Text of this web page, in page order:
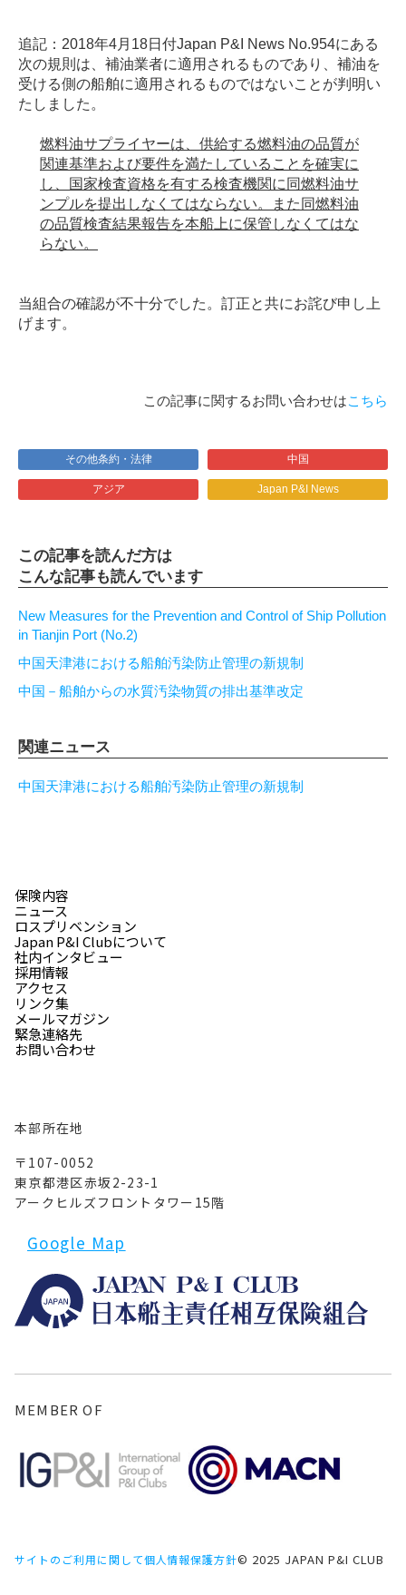
追記：2018年4月18日付Japan P&I News No.954にある
次の規則は、補油業者に適用されるものであり、補油を
受ける側の船舶に適用されるものではないことが判明い
たしました。
燃料油サプライヤーは、供給する燃料油の品質が
関連基準および要件を満たしていることを確実に
し、国家検査資格を有する検査機関に同燃料油サ
ンプルを提出しなくてはならない。また同燃料油
の品質検査結果報告を本船上に保管しなくてはな
らない。
当組合の確認が不十分でした。訂正と共にお詫び申し上
げます。
この記事に関するお問い合わせはこちら
その他条約・法律 中国
アジア Japan P&I News
この記事を読んだ方は
こんな記事も読んでいます
New Measures for the Prevention and Control of Ship Pollution
in Tianjin Port (No.2)
中国天津港における船舶汚染防止管理の新規制
中国－船舶からの水質汚染物質の排出基準改定
関連ニュース
中国天津港における船舶汚染防止管理の新規制
本部所在地
〒107-0052
東京都港区赤坂2-23-1
アークヒルズフロントタワー15階
Google Map
保険内容
社内インタビュー
緊急連絡先
ニュース
採用情報
リンク集
ロスプリベンション
アクセス
メールマガジン
Japan P&I Clubについて
お問い合わせ
MEMBER OF
サイトのご利用に関して個人情報保護方針© 2025 JAPAN P&I CLUB